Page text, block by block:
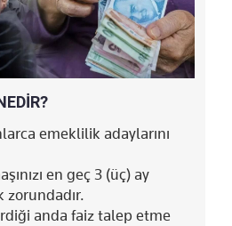
emeklilik adaylarını
en geç 3 (üç) ay
zorundadır.
anda faiz talep etme